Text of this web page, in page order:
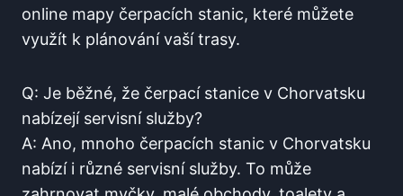
online mapy čerpacích‌ stanic, které‍ můžete
využít k plánování vaší‌ trasy.
Q:‌ Je běžné, že​ čerpací⁣ stanice v Chorvatsku‍
nabízejí servisní služby?
A: Ano, mnoho čerpacích stanic ​v Chorvatsku
nabízí ‌i různé servisní ​služby.⁤ To může